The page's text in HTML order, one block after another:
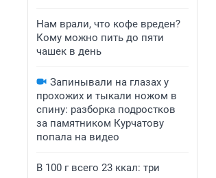
Нам врали, что кофе вреден?
Кому можно пить до пяти
чашек в день
Запинывали на глазах у
прохожих и тыкали ножом в
спину: разборка подростков
за памятником Курчатову
попала на видео
В 100 г всего 23 ккал: три